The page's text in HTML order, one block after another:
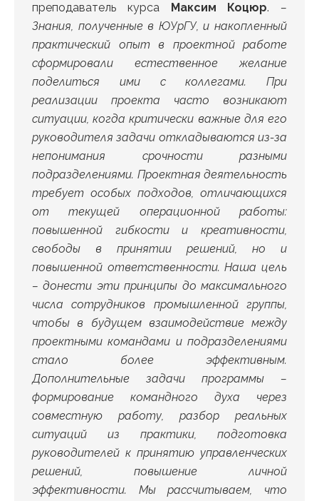
преподаватель курса Максим Коцюр. –
Знания, полученные в ЮУрГУ, и накопленный
практический опыт в проектной работе
сформировали естественное желание
поделиться ими с коллегами. При
реализации проекта часто возникают
ситуации, когда критически важные для его
руководителя задачи откладываются из-за
непонимания срочности разными
подразделениями. Проектная деятельность
требует особых подходов, отличающихся
от текущей операционной работы:
повышенной гибкости и креативности,
свободы в принятии решений, но и
повышенной ответственности. Наша цель
– донести эти принципы до максимального
числа сотрудников промышленной группы,
чтобы в будущем взаимодействие между
проектными командами и подразделениями
стало более эффективным.
Дополнительные задачи программы –
формирование командного духа через
совместную работу, разбор реальных
ситуаций из практики, подготовка
руководителей к принятию управленческих
решений, повышение личной
эффективности. Мы рассчитываем, что